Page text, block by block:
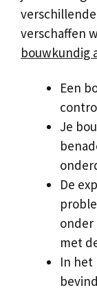
verschaffen
bouwkundig
Een
Je
De
onder
met
In het